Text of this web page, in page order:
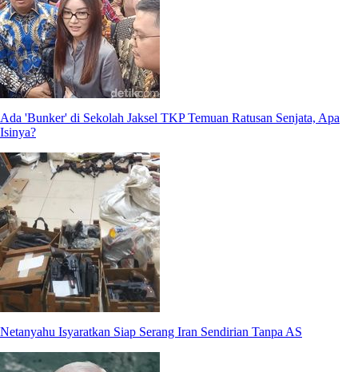
Ada 'Bunker' di Sekolah Jaksel TKP Temuan Ratusan Senjata, Apa
Isinya?
Netanyahu Isyaratkan Siap Serang Iran Sendirian Tanpa AS